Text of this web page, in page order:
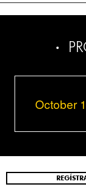
October